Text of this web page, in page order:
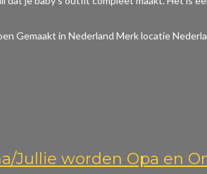
Gemaakt in Nederland Merk locatie
Jullie worden Opa en